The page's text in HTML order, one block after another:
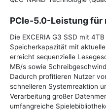
PCIe-5.0-Leistung für
Die EXCERIA G3 SSD mit
Speicherkapazität mit
erreicht sequenzielle
MB/s sowie
Dadurch profitieren Nutzer
schnelleren Systemreaktion
Verarbeitung großer
umfangreiche